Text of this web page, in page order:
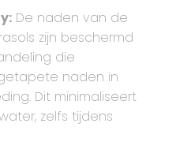
De naden van de
zijn beschermd
die
naden in
Dit minimaliseert
zelfs tijdens